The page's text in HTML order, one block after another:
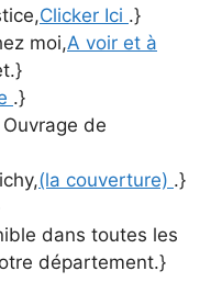
Clicker Ici .}
moi,A voir et à
.}
Ouvrage de
(la couverture) .}
dans toutes les
département.}